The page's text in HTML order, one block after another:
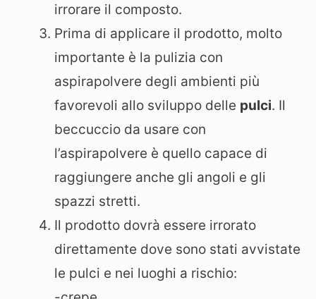
irrorare il composto.
Prima di applicare il prodotto, molto
importante è la pulizia con
aspirapolvere degli ambienti più
favorevoli allo sviluppo delle pulci. Il
beccuccio da usare con
l’aspirapolvere è quello capace di
raggiungere anche gli angoli e gli
spazzi stretti.
Il prodotto dovrà essere irrorato
direttamente dove sono stati avvistate
le pulci e nei luoghi a rischio: